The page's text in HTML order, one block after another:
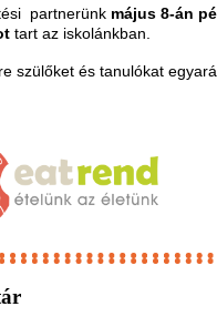
partnerünk május 8-án
tart az iskolánkban.
szülőket és tanulókat